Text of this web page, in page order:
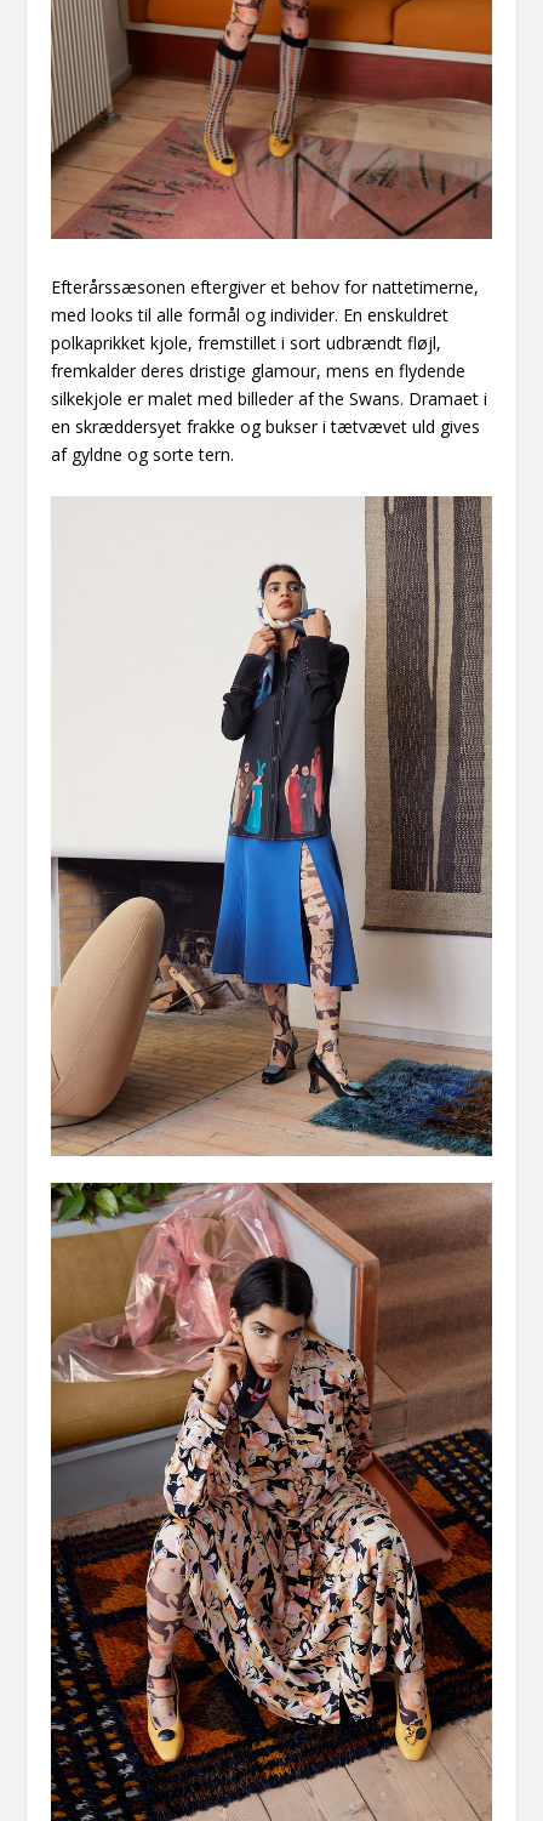
Efterårssæsonen eftergiver et behov for nattetimerne,
med looks til alle formål og individer. En enskuldret
polkaprikket kjole, fremstillet i sort udbrændt fløjl,
fremkalder deres dristige glamour, mens en flydende
silkekjole er malet med billeder af the Swans. Dramaet i
en skræddersyet frakke og bukser i tætvævet uld gives
af gyldne og sorte tern.